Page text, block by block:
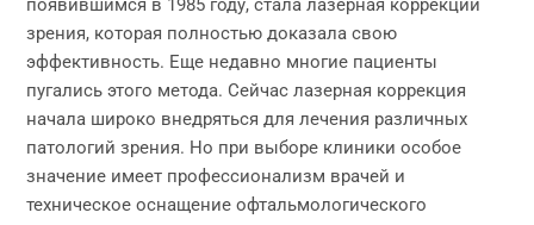
появившимся в 1985 году, стала лазерная коррекции
зрения, которая полностью доказала свою
эффективность. Еще недавно многие пациенты
пугались этого метода. Сейчас лазерная коррекция
начала широко внедряться для лечения различных
патологий зрения. Но при выборе клиники особое
значение имеет профессионализм врачей и
техническое оснащение офтальмологического